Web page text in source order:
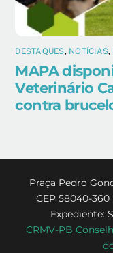
DESTAQUES, NOTÍCIAS,
MAPA
Veterinário
contra
Praça Pedro
CEP 58040-360
Expediente:
CRMV-PB